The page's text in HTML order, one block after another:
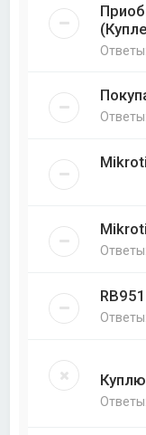
Ответы:
Ответы:
Ответы:
Ответы:
Ответы: